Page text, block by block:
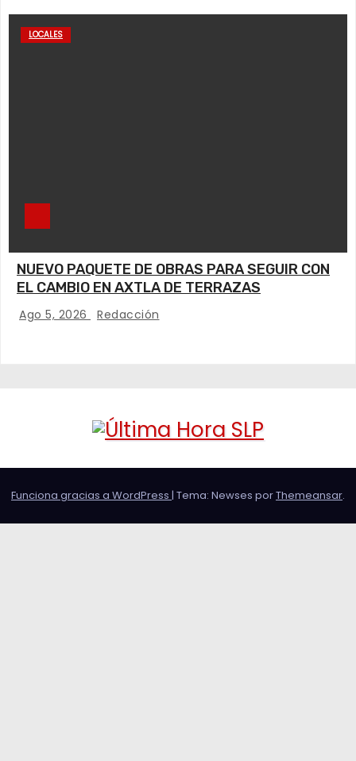
LOCALES
NUEVO PAQUETE DE OBRAS PARA SEGUIR CON
EL CAMBIO EN AXTLA DE TERRAZAS
Ago 5, 2026 Redacción
Funciona gracias a WordPress | Tema: Newses porThemeansar.